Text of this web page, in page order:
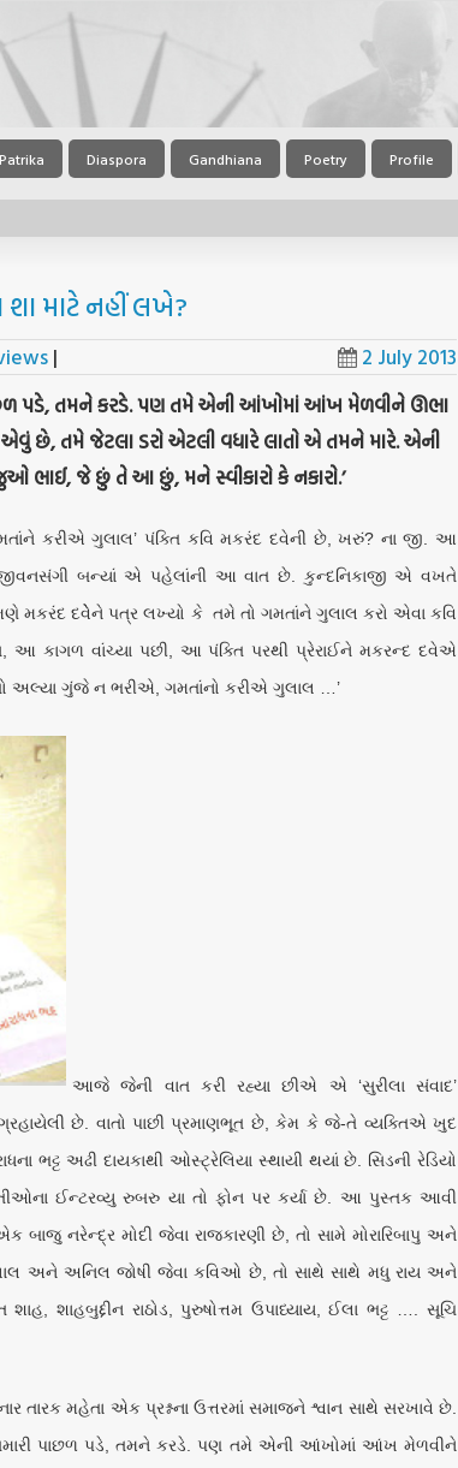
Diaspora Gandhiana Poetry Profile
માટે નહીં લખે?
| 2 July 2013
પાછળ પડે, તમને કરડે. પણ તમે એની આંખોમાં આંખ મેળવીને ઊભા
છે, તમે જેટલા ડરો એટલી વધારે લાતો એ તમને મારે. એની
ભાઈ, જે છું તે આ છું, મને સ્વીકારો કે નકારો.’
કરીએ ગુલાલ’ પંક્તિ કવિ મકરંદ દવેની છે, ખરું? ના જી. આ
બન્યાં એ પહેલાંની આ વાત છે. કુન્દનિકાજી એ વખતે
મકરંદ દવેેને પત્ર લખ્યો કે તમે તો ગમતાંને ગુલાલ કરો એવા કવિ
કાગળ વાંચ્યા પછી, આ પંક્તિ પરથી પ્રેરાઈને મકરન્દ દવેએ
ગુંજે ન ભરીએ, ગમતાંનો કરીએ ગુલાલ …’
આજે જેની વાત કરી રહ્યા છીએ એ ‘સુરીલા સંવાદ’
છે. વાતો પાછી પ્રમાણભૂત છે, કેમ કે જે-તે વ્યક્તિએ ખુદ
ભટ્ટ અઢી દાયકાથી ઓસ્ટ્રેલિયા સ્થાયી થયાં છે. સિડની રેડિયો
ઈન્ટરવ્યુ રુબરુ યા તો ફોન પર કર્યા છે. આ પુસ્તક આવી
બાજુ નરેન્દ્ર મોદી જેવા રાજકારણી છે, તો સામે મોરારિબાપુ અને
અને અનિલ જોષી જેવા કવિઓ છે, તો સાથે સાથે મધુ રાય અને
શાહબુદ્દીન રાઠોડ, પુરુષોત્તમ ઉપાધ્યાય, ઈલા ભટ્ટ …. સૂચિ
તારક મહેતા એક પ્રશ્નના ઉત્તરમાં સમાજને શ્વાન સાથે સરખાવે છે.
પાછળ પડે, તમને કરડે. પણ તમે એની આંખોમાં આંખ મેળવીને